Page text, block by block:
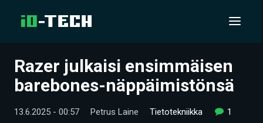
UUTISET
Razer julkaisi ensimmäisen
barebones-näppäimistönsä
13.6.2025 - 00:57 Petrus Laine Tietotekniikka 1